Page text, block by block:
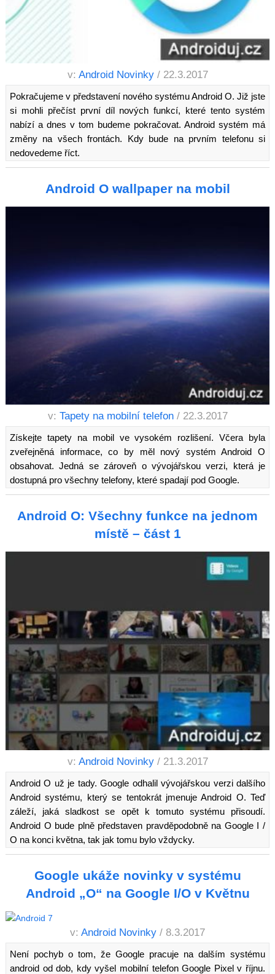
v: Android Novinky / 22.3.2017
Pokračujeme v představení nového systému Android O. Již jste
si mohli přečíst první díl nových funkcí, které tento systém
nabízí a dnes v tom budeme pokračovat. Android systém má
změny na všech frontách. Kdy bude na prvním telefonu si
nedovedeme říct.
Android O wallpaper na mobil
v: Tapety na mobilní telefon / 22.3.2017
Získejte tapety na mobil ve vysokém rozlišení. Včera byla
zveřejněná informace, co by měl nový systém Android O
obsahovat. Jedná se zároveň o vývojářskou verzi, která je
dostupná pro všechny telefony, které spadají pod Google.
Android O: Všechny funkce na jednom
místě – část 1
v: Android Novinky / 21.3.2017
Android O už je tady. Google odhalil vývojářskou verzi dalšího
Android systému, který se tentokrát jmenuje Android O. Teď
záleží, jaká sladkost se opět k tomuto systému přisoudí.
Android O bude plně představen pravděpodobně na Google I /
O na konci května, tak jak tomu bylo vždycky.
Google ukáže novinky v systému
Android „O“ na Google I/O v Květnu
v: Android Novinky / 8.3.2017
Není pochyb o tom, že Google pracuje na dalším systému
android od dob, kdy vyšel mobilní telefon Google Pixel v říjnu.